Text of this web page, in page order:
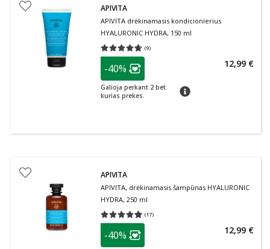
APIVITA
APIVITA drėkinamasis kondicionierius
HYALURONIC HYDRA, 150 ml
(9)
Vidutinis įvertinimas 4.67
patarimas
Lojalumo klubo narių nuolaida
-40%
Galioja perkant 2 bet
kurias prekes.
patarimas
12,99 €
APIVITA
APIVITA, drėkinamasis šampūnas HYALURONIC
HYDRA, 250 ml
(17)
Vidutinis įvertinimas 4.88
patarimas
Lojalumo klubo narių nuolaida
-40% 12,99 €